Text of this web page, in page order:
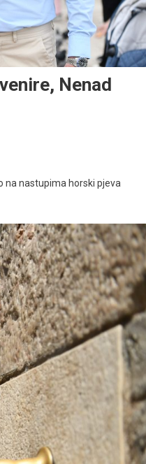
Nenad
na nastupima horski pjeva